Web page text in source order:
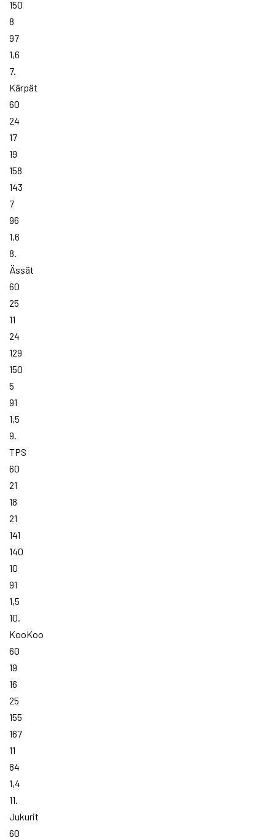
150
8
97
1,6
7.
Kärpät
60
24
17
19
158
143
7
96
1,6
8.
Ässät
60
25
11
24
129
150
5
91
1,5
9.
TPS
60
21
18
21
141
140
10
91
1,5
10.
KooKoo
60
19
16
25
155
167
11
84
1,4
11.
Jukurit
60